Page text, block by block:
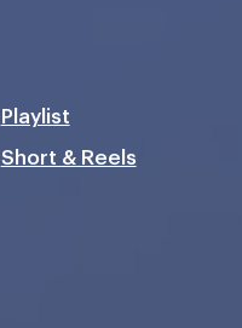
Playlist
Short & Reels